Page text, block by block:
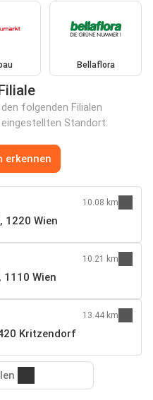
Bellaflora
folgenden Filialen
Standort:
erkennen
1220 Wien
10.08 km
Wien
10.21 km
Kritzendorf
13.44 km